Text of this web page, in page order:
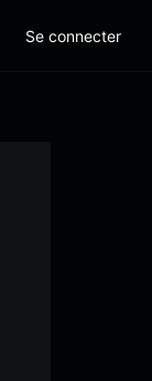
Se connecter